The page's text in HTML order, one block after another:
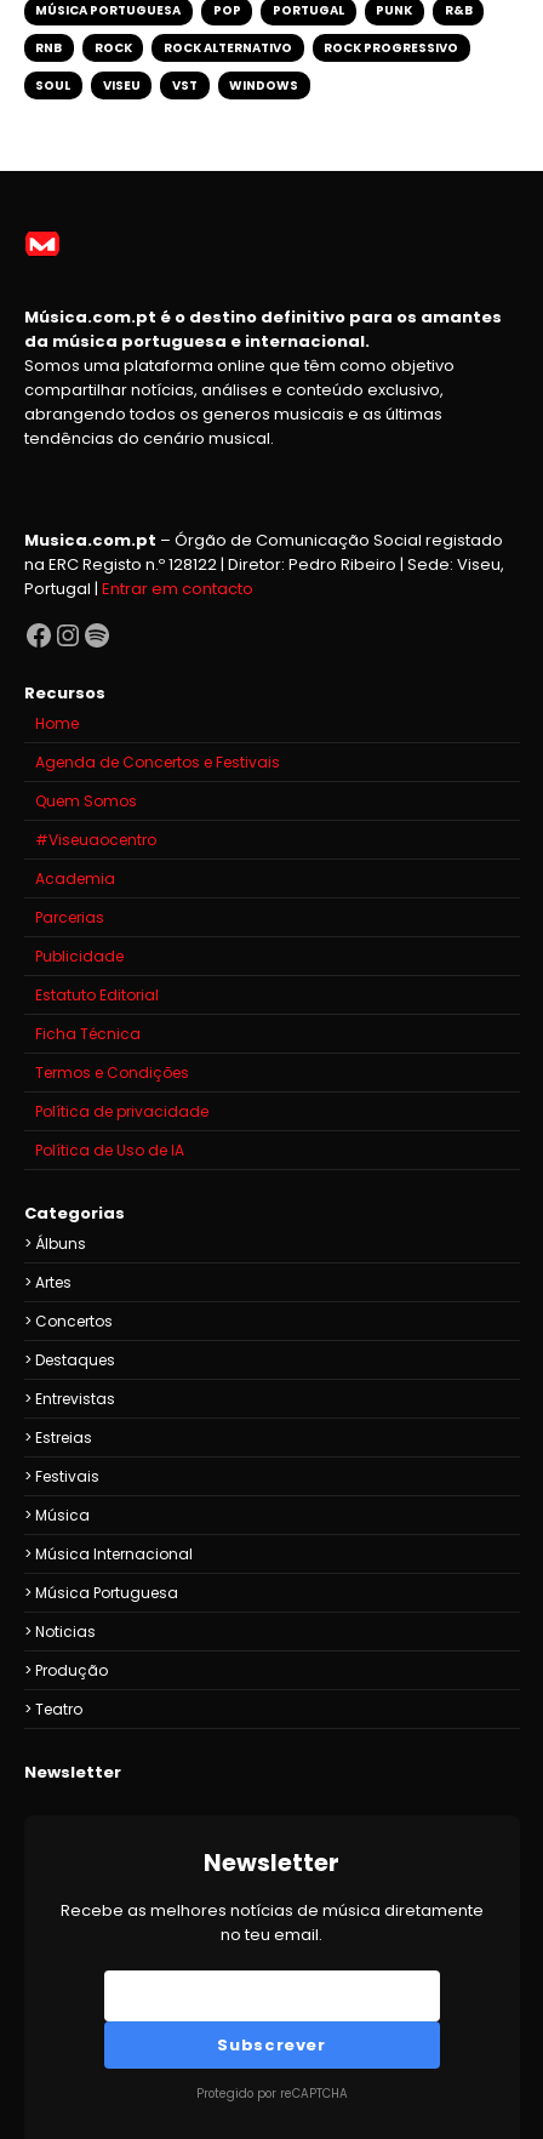
MÚSICA PORTUGUESA POP PORTUGAL PUNK R&B
RNB ROCK ROCK ALTERNATIVO ROCK PROGRESSIVO
SOUL VISEU VST WINDOWS
Música.com.pt é o destino definitivo para os amantes
da música portuguesa e internacional.
Somos uma plataforma online que têm como objetivo
compartilhar notícias, análises e conteúdo exclusivo,
abrangendo todos os generos musicais e as últimas
tendências do cenário musical.
Musica.com.pt – Órgão de Comunicação Social registado
na ERC Registo n.º 128122 | Diretor: Pedro Ribeiro | Sede: Viseu,
Portugal | Entrar em contacto
Facebook
Instagram
Spotify
Recursos
Home
Agenda de Concertos e Festivais
Quem Somos
#Viseuaocentro
Academia
Parcerias
Publicidade
Estatuto Editorial
Ficha Técnica
Termos e Condições
Política de privacidade
Política de Uso de IA
Categorias
Álbuns
Artes
Concertos
Destaques
Entrevistas
Estreias
Festivais
Música
Música Internacional
Música Portuguesa
Noticias
Produção
Teatro
Newsletter
Newsletter
Recebe as melhores notícias de música diretamente
no teu email.
Subscrever
Protegido por reCAPTCHA